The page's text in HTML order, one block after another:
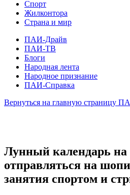
Спорт
Жилконтора
Страна и мир
ПАИ-Драйв
ПАИ-ТВ
Блоги
Народная лента
Народное признание
ПАИ-Справка
Вернуться на главную страницу
Лунный календарь на
отправляться на
занятия спортом и